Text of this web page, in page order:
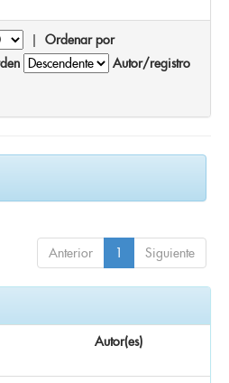
| Ordenar por
Autor/registro
Anterior 1 Siguiente
Autor(es)